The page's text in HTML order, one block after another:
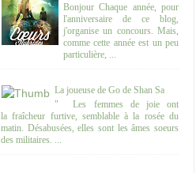
Bonjour Chaque année, pour
l'anniversaire de ce blog,
j'organise un concours. Mais,
comme cette année est un peu
particulière, ...
La joueuse de Go de Shan Sa
" Les femmes de joie ont
la fraîcheur furtive, semblable à la rosée du
matin. Désabusées, elles sont les âmes soeurs
des militaires. ...